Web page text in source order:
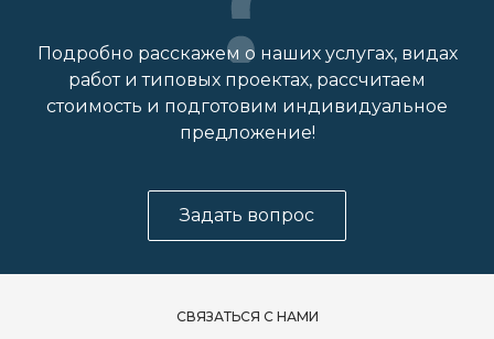
Подробно расскажем о наших услугах, видах
работ и типовых проектах, рассчитаем
стоимость и подготовим индивидуальное
предложение!
Задать вопрос
СВЯЗАТЬСЯ С НАМИ